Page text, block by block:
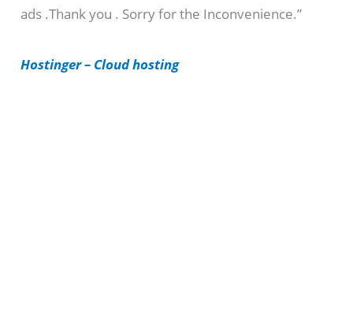
r
e
ads .Thank you . Sorry for the Inconvenience.”
Hostinger – Cloud hosting